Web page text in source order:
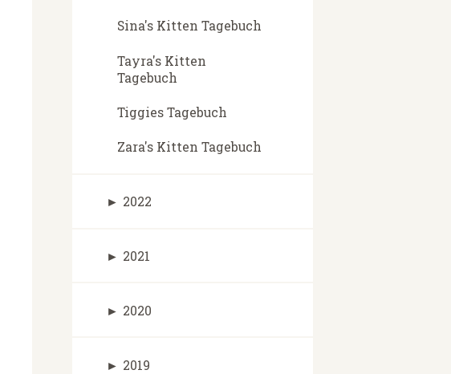
Sina's Kitten Tagebuch
Tayra's Kitten
Tagebuch
Tiggies Tagebuch
Zara's Kitten Tagebuch
► 2022
► 2021
► 2020
► 2019